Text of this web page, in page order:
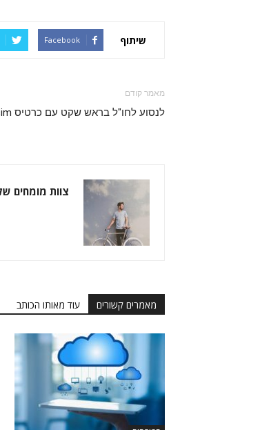
שיתוף Facebook
מאמר קודם
לנסוע לחו"ל בראש שקט עם כרטיס esim
צוות מומחים
מאמרים קשורים עוד מאותו הכותב